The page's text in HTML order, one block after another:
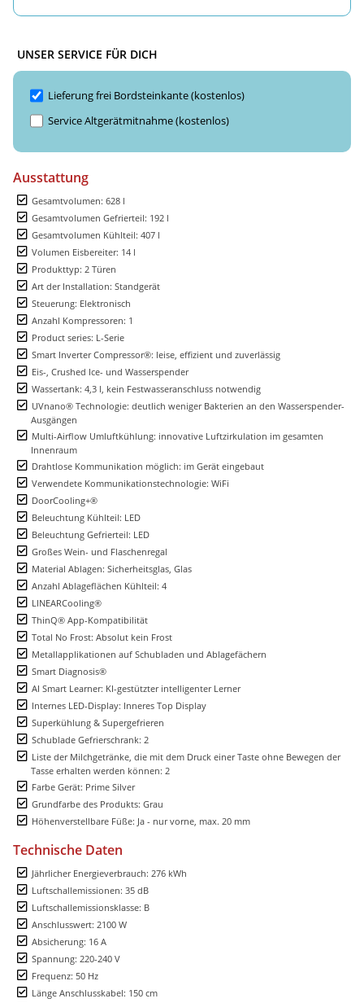
UNSER SERVICE FÜR DICH
Lieferung frei Bordsteinkante (kostenlos)
Service Altgerätmitnahme (kostenlos)
Ausstattung
Gesamtvolumen: 628 l
Gesamtvolumen Gefrierteil: 192 l
Gesamtvolumen Kühlteil: 407 l
Volumen Eisbereiter: 14 l
Produkttyp: 2 Türen
Art der Installation: Standgerät
Steuerung: Elektronisch
Anzahl Kompressoren: 1
Product series: L-Serie
Smart Inverter Compressor®: leise, effizient und zuverlässig
Eis-, Crushed Ice- und Wasserspender
Wassertank: 4,3 l, kein Festwasseranschluss notwendig
UVnano® Technologie: deutlich weniger Bakterien an den Wasserspender-
Ausgängen
Multi-Airflow Umluftkühlung: innovative Luftzirkulation im gesamten
Innenraum
Drahtlose Kommunikation möglich: im Gerät eingebaut
Verwendete Kommunikationstechnologie: WiFi
DoorCooling+®
Beleuchtung Kühlteil: LED
Beleuchtung Gefrierteil: LED
Großes Wein- und Flaschenregal
Material Ablagen: Sicherheitsglas, Glas
Anzahl Ablageflächen Kühlteil: 4
LINEARCooling®
ThinQ® App-Kompatibilität
Total No Frost: Absolut kein Frost
Metallapplikationen auf Schubladen und Ablagefächern
Smart Diagnosis®
AI Smart Learner: KI-gestützter intelligenter Lerner
Internes LED-Display: Inneres Top Display
Superkühlung & Supergefrieren
Schublade Gefrierschrank: 2
Liste der Milchgetränke, die mit dem Druck einer Taste ohne Bewegen der
Tasse erhalten werden können: 2
Farbe Gerät: Prime Silver
Grundfarbe des Produkts: Grau
Höhenverstellbare Füße: Ja - nur vorne, max. 20 mm
Technische Daten
Jährlicher Energieverbrauch: 276 kWh
Luftschallemissionen: 35 dB
Luftschallemissionsklasse: B
Anschlusswert: 2100 W
Absicherung: 16 A
Spannung: 220-240 V
Frequenz: 50 Hz
Länge Anschlusskabel: 150 cm